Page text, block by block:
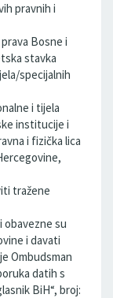
pravnih i
Bosne i
stavka
specijalnih
i tijela
institucije i
i fizička lica
tražene
obavezne su
i davati
Ombudsman
datih s
BiH“, broj: